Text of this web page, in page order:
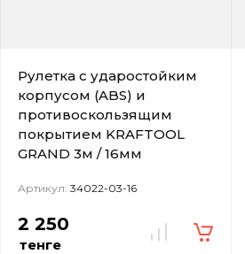
Рулетка с ударостойким
корпусом (ABS) и
противоскользящим
покрытием KRAFTOOL
GRAND 3м / 16мм
Артикул: 34022-03-16
2 250
тенге